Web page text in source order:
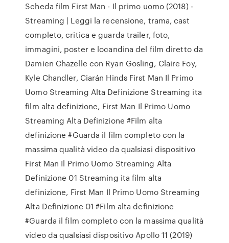
Scheda film First Man - Il primo uomo (2018) -
Streaming | Leggi la recensione, trama, cast
completo, critica e guarda trailer, foto,
immagini, poster e locandina del film diretto da
Damien Chazelle con Ryan Gosling, Claire Foy,
Kyle Chandler, Ciarán Hinds First Man Il Primo
Uomo Streaming Alta Definizione Streaming ita
film alta definizione, First Man Il Primo Uomo
Streaming Alta Definizione #Film alta
definizione #Guarda il film completo con la
massima qualità video da qualsiasi dispositivo
First Man Il Primo Uomo Streaming Alta
Definizione 01 Streaming ita film alta
definizione, First Man Il Primo Uomo Streaming
Alta Definizione 01 #Film alta definizione
#Guarda il film completo con la massima qualità
video da qualsiasi dispositivo Apollo 11 (2019)